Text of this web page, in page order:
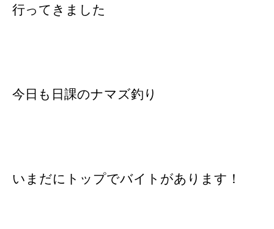
行ってきました
今日も日課のナマズ釣り
いまだにトップでバイトがあります！